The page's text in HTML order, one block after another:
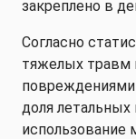
закреплено в
Согласно
тяжелых травм
повреждениями
доля летальных
использование